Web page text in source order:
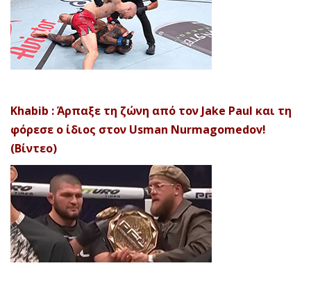
Khabib : Άρπαξε τη ζώνη από τον Jake Paul και τη
φόρεσε ο ίδιος στον Usman Nurmagomedov!
(Βίντεο)